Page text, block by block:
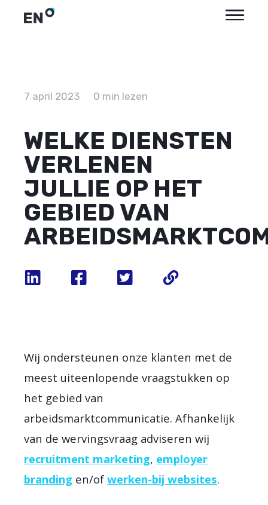
7 april 2023 0 min lezen
WELKE DIENSTEN
VERLENEN
JULLIE OP HET
GEBIED VAN
Wij ondersteunen onze klanten met de
meest uiteenlopende vraagstukken op
het gebied van
arbeidsmarktcommunicatie. Afhankelijk
van de wervingsvraag adviseren wij
recruitment marketing, employer
branding en/ofwerken-bij websites.